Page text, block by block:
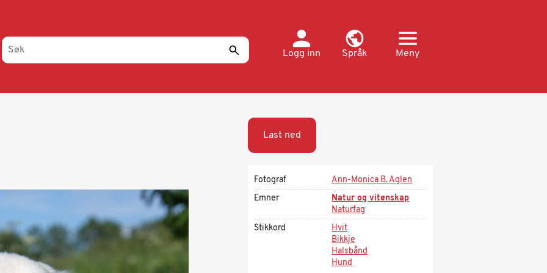
Logg inn
Språk Meny
Last ned
Fotograf
Ann-Monica B. Aglen
Emner
Natur og vitenskap
Naturfag
Stikkord
Hvit
Bikkje
Halsbånd
Hund